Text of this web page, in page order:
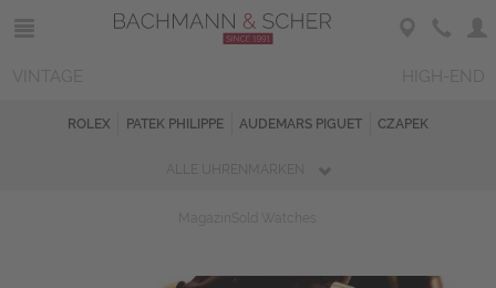
ROLEX PATEK PHILIPPE AUDEMARS PIGUET CZAPEK